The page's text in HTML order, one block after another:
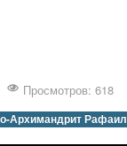
Просмотров: 618
Архимандрит Рафаил